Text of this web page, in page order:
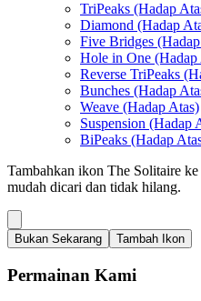
TriPeaks (Hadap
Diamond (Hadap
Five Bridges
Hole in One (Hadap
Reverse TriPeaks
Bunches (Hadap
Weave (Hadap Atas)
Suspension (Hadap
BiPeaks (Hadap
Tambahkan ikon The Solitaire ke
mudah dicari dan tidak hilang.
Bukan Sekarang Tambah Ikon
Permainan Kami